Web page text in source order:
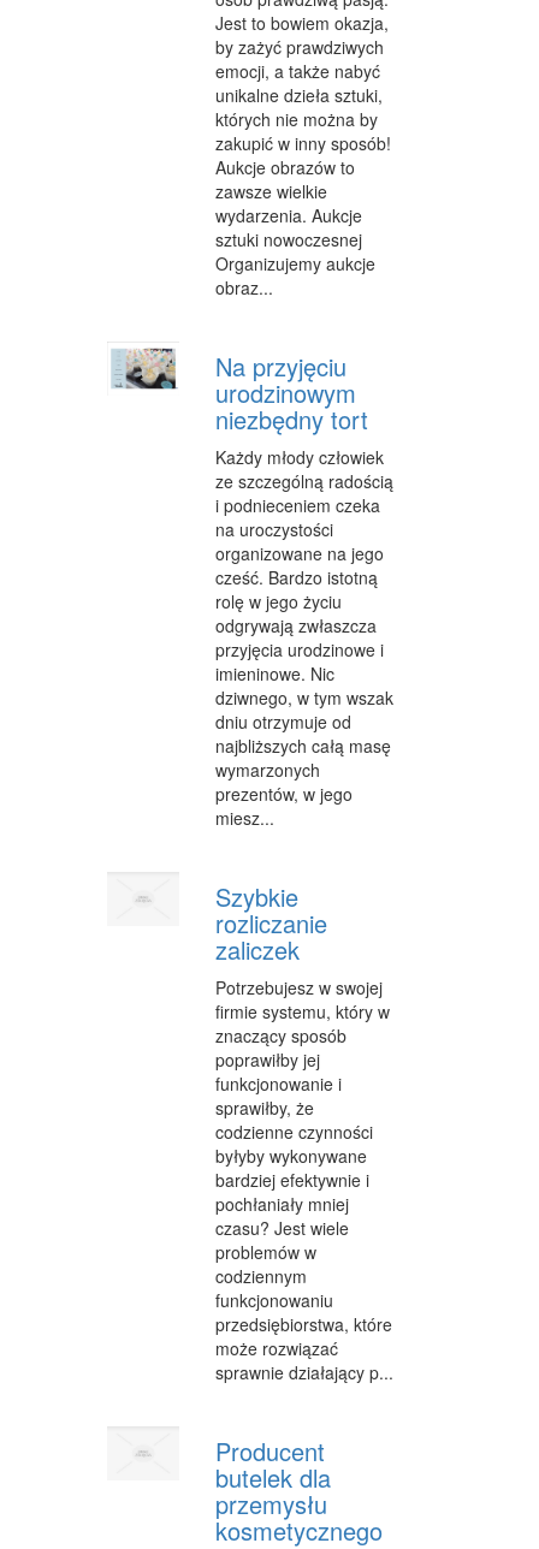
FABRYKACJA
INFORMATYCZNE
RESTAURACJE, CATERING
FOTOGRAFIA
ADWOKACI, PORADY PRAWNE
SPRZĄTANIE, PORZĄDKOWANIE
SERWIS
INNE USŁUGI
NOCLEGI
HOTELE I NOCLEGI
PODRÓŻE
WYPOCZYNEK
ODNOWA BIOLOGICZNA
DIETETYKA, ODCHUDZANIE
KOSMETYKI
LECZENIE
SALONY KOSMETYCZNE
STRONY WWW
OPROGRAMOWANIE
KONTAKT
Jest to bowiem okazja,
by zażyć prawdziwych
emocji, a także nabyć
unikalne dzieła sztuki,
których nie można by
zakupić w inny sposób!
Aukcje obrazów to
zawsze wielkie
wydarzenia. Aukcje
sztuki nowoczesnej
Organizujemy aukcje
obraz...
Na przyjęciu
urodzinowym
niezbędny tort
Każdy młody człowiek
ze szczególną radością
i podnieceniem czeka
na uroczystości
organizowane na jego
cześć. Bardzo istotną
rolę w jego życiu
odgrywają zwłaszcza
przyjęcia urodzinowe i
imieninowe. Nic
dziwnego, w tym wszak
dniu otrzymuje od
najbliższych całą masę
wymarzonych
prezentów, w jego
miesz...
Szybkie
rozliczanie
zaliczek
Potrzebujesz w swojej
firmie systemu, który w
znaczący sposób
poprawiłby jej
funkcjonowanie i
sprawiłby, że
codzienne czynności
byłyby wykonywane
bardziej efektywnie i
pochłaniały mniej
czasu? Jest wiele
problemów w
codziennym
funkcjonowaniu
przedsiębiorstwa, które
może rozwiązać
sprawnie działający p...
Producent
butelek dla
przemysłu
kosmetycznego